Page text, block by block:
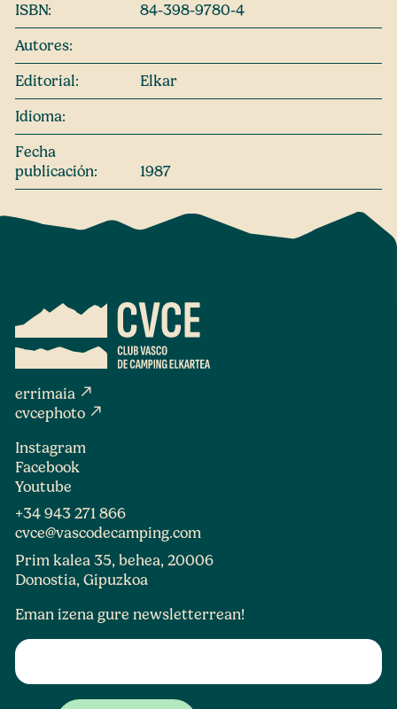
ISBN:
84-398-9780-4
Autores:
Editorial:
Elkar
Idioma:
Fecha
publicación:
1987
errimaia north_east
cvcephoto north_east
Instagram
Facebook
Youtube
+34 943 271 866
cvce@vascodecamping.com
Prim kalea 35, behea, 20006
Donostia, Gipuzkoa
Eman izena gure newsletterrean!